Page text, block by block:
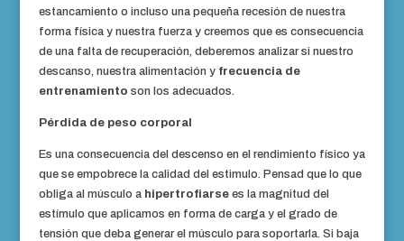
estancamiento o incluso una pequeña recesión de nuestra
forma física y nuestra fuerza y creemos que es consecuencia
de una falta de recuperación, deberemos analizar si nuestro
descanso, nuestra alimentación y frecuencia de
entrenamiento son los adecuados.
Pérdida de peso corporal
Es una consecuencia del descenso en el rendimiento físico ya
que se empobrece la calidad del estimulo. Pensad que lo que
obliga al músculo a hipertrofiarsees la magnitud del
estímulo que aplicamos en forma de carga y el grado de
tensión que deba generar el músculo para soportarla. Si baja